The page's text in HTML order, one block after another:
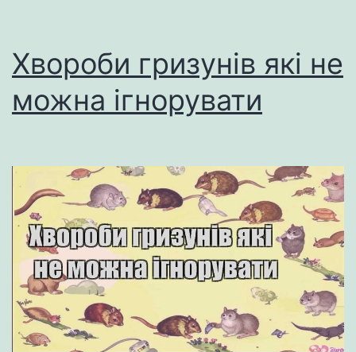
Хвороби гризунів які не
можна ігнорувати